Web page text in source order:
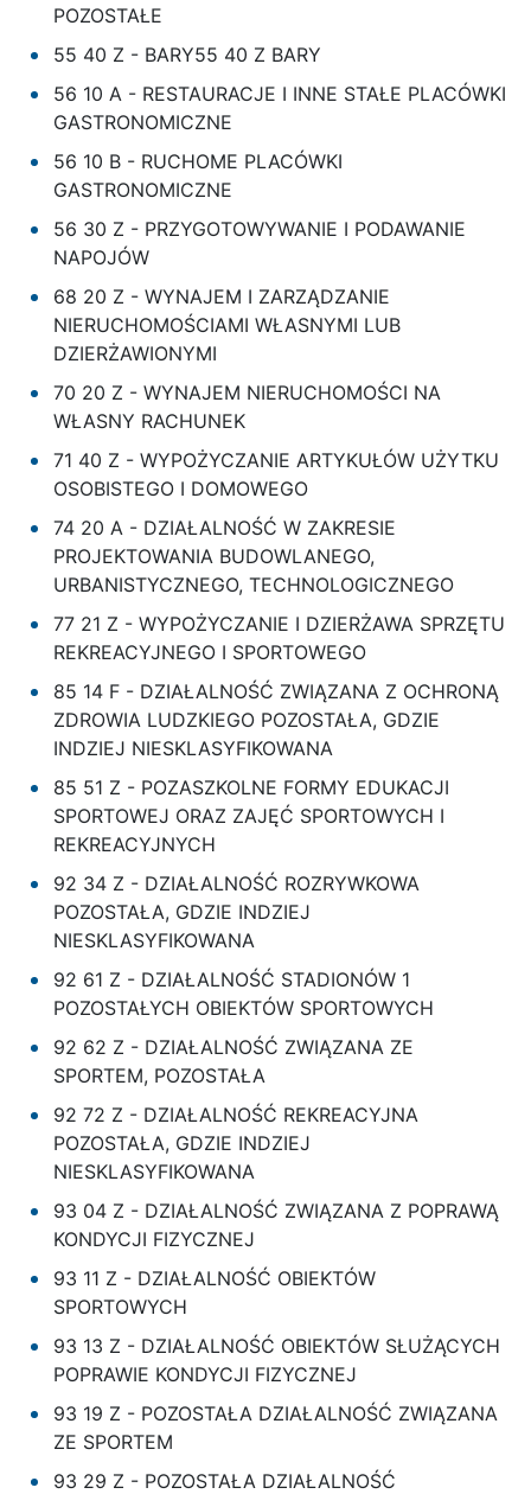
POZOSTAŁE
55 40 Z - BARY55 40 Z BARY
56 10 A - RESTAURACJE I INNE STAŁE PLACÓWKI
GASTRONOMICZNE
56 10 B - RUCHOME PLACÓWKI
GASTRONOMICZNE
56 30 Z - PRZYGOTOWYWANIE I PODAWANIE
NAPOJÓW
68 20 Z - WYNAJEM I ZARZĄDZANIE
NIERUCHOMOŚCIAMI WŁASNYMI LUB
DZIERŻAWIONYMI
70 20 Z - WYNAJEM NIERUCHOMOŚCI NA
WŁASNY RACHUNEK
71 40 Z - WYPOŻYCZANIE ARTYKUŁÓW UŻYTKU
OSOBISTEGO I DOMOWEGO
74 20 A - DZIAŁALNOŚĆ W ZAKRESIE
PROJEKTOWANIA BUDOWLANEGO,
URBANISTYCZNEGO, TECHNOLOGICZNEGO
77 21 Z - WYPOŻYCZANIE I DZIERŻAWA SPRZĘTU
REKREACYJNEGO I SPORTOWEGO
85 14 F - DZIAŁALNOŚĆ ZWIĄZANA Z OCHRONĄ
ZDROWIA LUDZKIEGO POZOSTAŁA, GDZIE
INDZIEJ NIESKLASYFIKOWANA
85 51 Z - POZASZKOLNE FORMY EDUKACJI
SPORTOWEJ ORAZ ZAJĘĆ SPORTOWYCH I
REKREACYJNYCH
92 34 Z - DZIAŁALNOŚĆ ROZRYWKOWA
POZOSTAŁA, GDZIE INDZIEJ
NIESKLASYFIKOWANA
92 61 Z - DZIAŁALNOŚĆ STADIONÓW 1
POZOSTAŁYCH OBIEKTÓW SPORTOWYCH
92 62 Z - DZIAŁALNOŚĆ ZWIĄZANA ZE
SPORTEM, POZOSTAŁA
92 72 Z - DZIAŁALNOŚĆ REKREACYJNA
POZOSTAŁA, GDZIE INDZIEJ
NIESKLASYFIKOWANA
93 04 Z - DZIAŁALNOŚĆ ZWIĄZANA Z POPRAWĄ
KONDYCJI FIZYCZNEJ
93 11 Z - DZIAŁALNOŚĆ OBIEKTÓW
SPORTOWYCH
93 13 Z - DZIAŁALNOŚĆ OBIEKTÓW SŁUŻĄCYCH
POPRAWIE KONDYCJI FIZYCZNEJ
93 19 Z - POZOSTAŁA DZIAŁALNOŚĆ ZWIĄZANA
ZE SPORTEM
93 29 Z - POZOSTAŁA DZIAŁALNOŚĆ